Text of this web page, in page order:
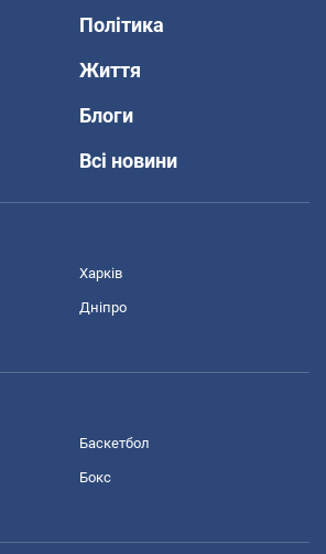
Політика
Життя
Блоги
Всі новини
Харків
Дніпро
Баскетбол
Бокс